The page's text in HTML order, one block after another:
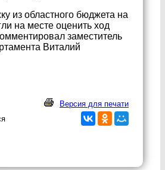
из областного бюджета на
на месте оценить ход
заместитель
Виталий
Версия для печати